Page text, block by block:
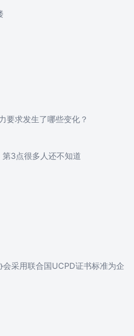
要求发生了哪些变化？
3点很多人还不知道
采用联合国UCPD证书标准为企